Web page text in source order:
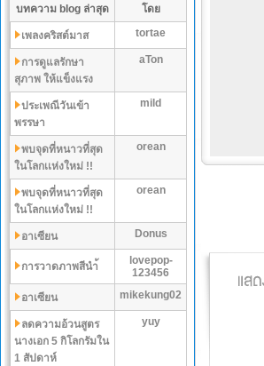
บทความ blog ล่าสุด โดย
เพลงคริสต์มาส tortae
การดูแลรักษา
สุภาพ ให้แข็งแรง
aTon
ประเพณีวันเข้า
พรรษา
mild
พบจุดที่หนาวที่สุด
ในโลกเเห่งใหม่ !!
orean
พบจุดที่หนาวที่สุด
ในโลกเเห่งใหม่ !!
orean
อาเซียน Donus
การวาดภาพสีนำ้
lovepop-
123456
อาเซียน
mikekung02
ลดความอ้วนสูตร
นางเอก 5 กิโลกรัมใน
1 สัปดาห์
yuy